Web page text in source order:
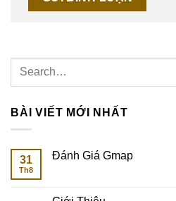
BÀI VIẾT MỚI NHẤT
31
Th8
Đánh Giá Gmap